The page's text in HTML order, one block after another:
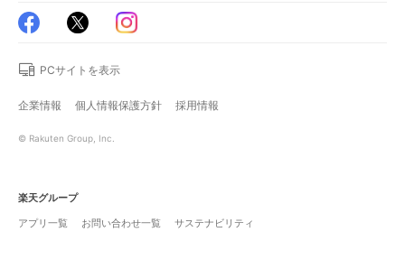
PCサイトを表示
企業情報 個人情報保護方針 採用情報
© Rakuten Group, Inc.
楽天グループ
アプリ一覧
お問い合わせ一覧 サステナビリティ